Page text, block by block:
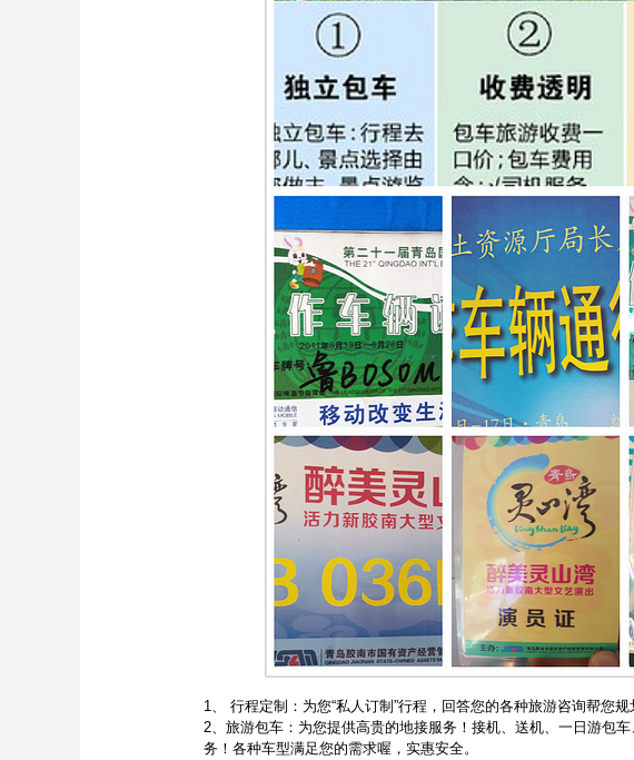
1、 行程定制：为您“私人订制”行程，回答您的各种旅游咨询帮您规
2、旅游包车：为您提供高贵的地接服务！接机、送机、一日游包
务！各种车型满足您的需求喔，实惠安全。